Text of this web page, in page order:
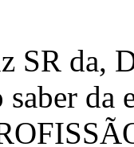
SR da,
da